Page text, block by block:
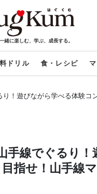
緒に楽しむ、学ぶ、成長する。
ドリル 食・レシピ
！遊びながら学べる体験
手線でぐるり！
指せ！山手線